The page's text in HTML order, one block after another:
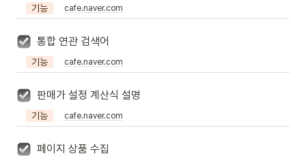
기능 cafe.naver.com
통합 연관 검색어
기능 cafe.naver.com
판매가 설정 계산식 설명
기능 cafe.naver.com
페이지 상품 수집